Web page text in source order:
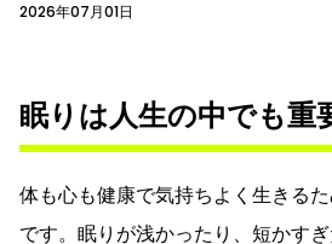
2026年07月01日
眠りは人生の中でも重
体も心も健康で気持ちよく生きる
です。眠りが浅かったり、短かす